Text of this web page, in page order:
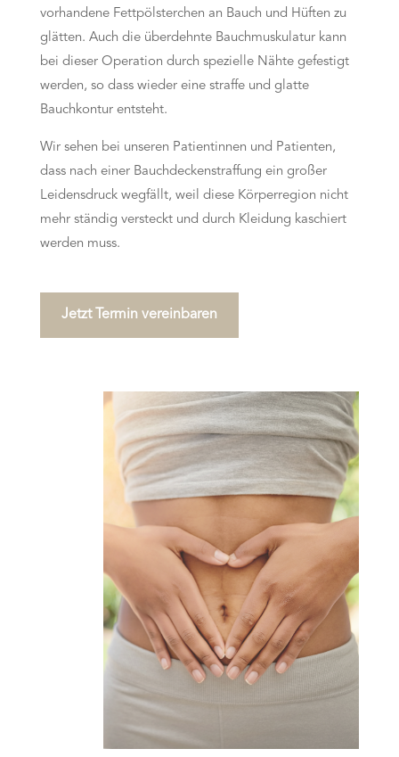
vorhandene Fettpölsterchen an Bauch und Hüften zu
glätten. Auch die überdehnte Bauchmuskulatur kann
bei dieser Operation durch spezielle Nähte gefestigt
werden, so dass wieder eine straffe und glatte
Bauchkontur entsteht.
Wir sehen bei unseren Patientinnen und Patienten,
dass nach einer Bauchdeckenstraffung ein großer
Leidensdruck wegfällt, weil diese Körperregion nicht
mehr ständig versteckt und durch Kleidung kaschiert
werden muss.
Jetzt Termin vereinbaren